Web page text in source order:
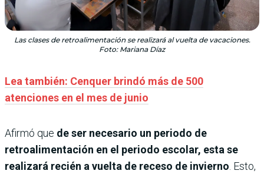
Las clases de retroalimentación se realizará al vuelta de vacaciones.
Foto: Mariana Díaz
Lea también: Cenquer brindó más de 500
atenciones en el mes de junio
Afirmó que de ser necesario un periodo de
retroalimentación en el periodo escolar, esta se
realizará recién a vuelta de receso de invierno . Esto,